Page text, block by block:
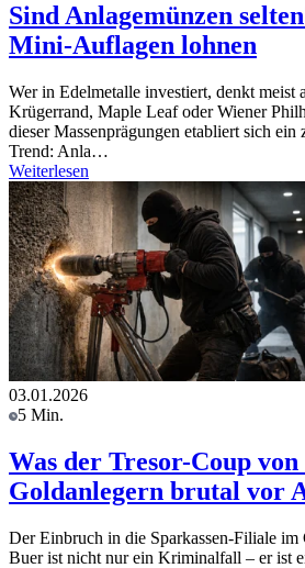
Sind Anlagemünzen
Mini-Auflagen lohnen
Wer in Edelmetalle investiert, denkt meist
Krügerrand, Maple Leaf oder Wiener
dieser Massenprägungen etabliert sich ein
Trend: Anla…
Weiterlesen
03.01.2026
5 Min.
Was der Tresor-Coup
Goldanlegern brutal vor
Der Einbruch in die Sparkassen-Filiale im
Buer ist nicht nur ein Kriminalfall – er ist